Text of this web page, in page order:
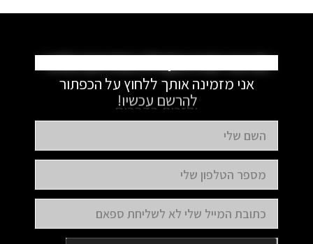
אני מזמינה אותך ללחוץ על הכפתור
להרשם עכשיו!